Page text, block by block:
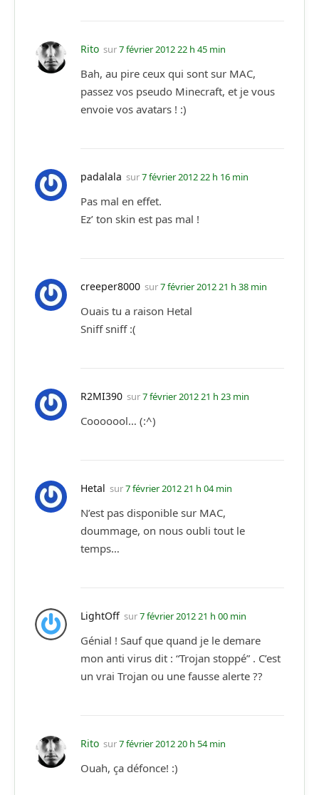
Rito sur7 février 2012 22 h 45 min
Bah, au pire ceux qui sont sur MAC,
passez vos pseudo Minecraft, et je vous
envoie vos avatars ! :)
padalala sur7 février 2012 22 h 16 min
Pas mal en effet.
Ez’ ton skin est pas mal !
creeper8000 sur7 février 2012 21 h 38 min
Ouais tu a raison Hetal
Sniff sniff :(
R2MI390 sur7 février 2012 21 h 23 min
Cooooool… (:^)
Hetal sur7 février 2012 21 h 04 min
N’est pas disponible sur MAC,
doummage, on nous oubli tout le
temps…
LightOff sur7 février 2012 21 h 00 min
Génial ! Sauf que quand je le demare
mon anti virus dit : “Trojan stoppé” . C’est
un vrai Trojan ou une fausse alerte ??
Rito sur7 février 2012 20 h 54 min
Ouah, ça défonce! :)